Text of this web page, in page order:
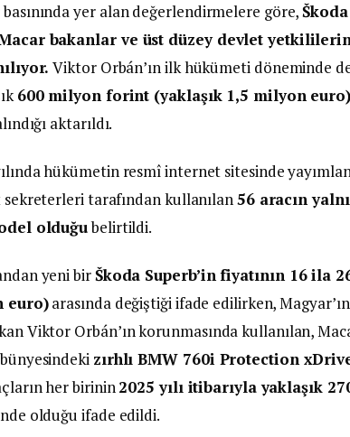
yer alan değerlendirmelere göre,
bakanlar ve üst düzey devlet
Viktor Orbán’ın ilk hükümeti döneminde
600 milyon forint (yaklaşık 1,5 milyon euro)
aktarıldı.
hükümetin resmî internet sitesinde
tarafından kullanılan56 aracın
olduğubelirtildi.
yeni birŠkoda Superb’in fiyatının 16 ila
euro)arasında değiştiği ifade edilirken,
Viktor Orbán’ın korunmasında kullanılan,
zırhlı BMW 760i Protection
her birinin2025 yılı itibarıyla yaklaşık
olduğu ifade edildi.